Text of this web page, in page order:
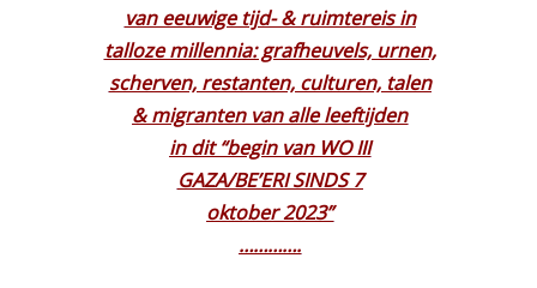
van eeuwige tijd- & ruimtereis in
talloze millennia: grafheuvels, urnen,
scherven, restanten, culturen, talen
& migranten van alle leeftijden
in dit “begin van WO III
GAZA/BE’ERI SINDS 7
oktober 2023”
………….